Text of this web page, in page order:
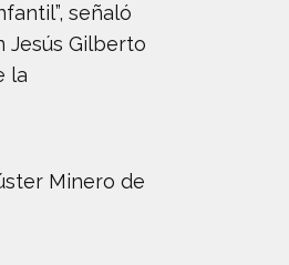
señaló
Jesús Gilberto
la
Minero de